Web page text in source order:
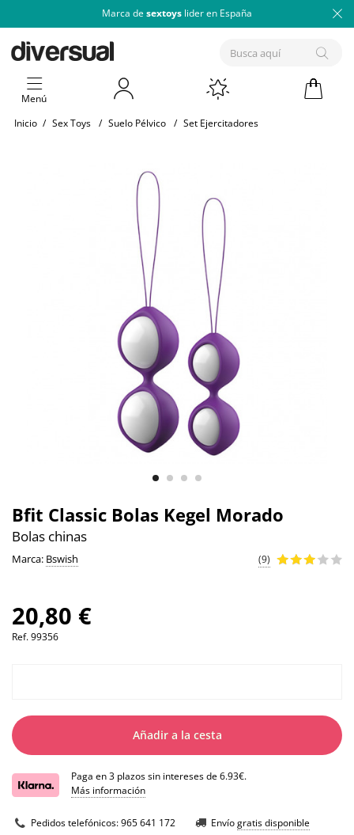
Marca de sextoys lider en España
Menú
Inicio / Sex Toys / Suelo Pélvico / Set Ejercitadores
Bfit Classic Bolas Kegel Morado
Bolas chinas
Marca: Bswish (9)
20,80 €
Ref.99356
Añadir a la cesta
Paga en 3 plazos sin intereses de 6.93€.
Más información
Pedidos telefónicos:965 641 172 Envíogratis disponible